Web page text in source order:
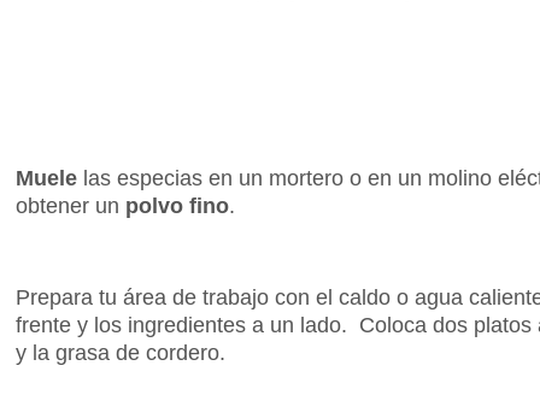
Muele las especias en un mortero o en un molino
obtener un polvo fino.
Prepara tu área de trabajo con el caldo o agua
frente y los ingredientes a un lado. Coloca dos
y la grasa de cordero.